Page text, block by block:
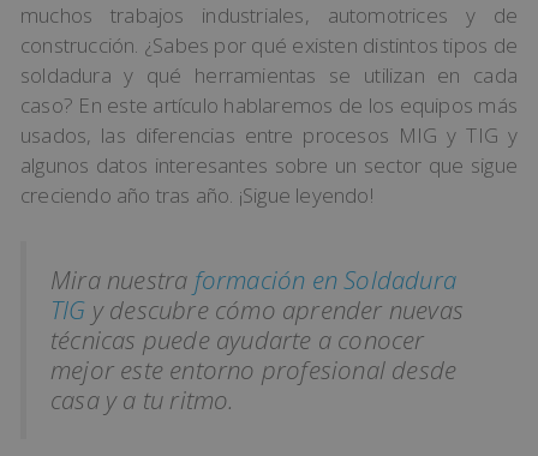
muchos trabajos industriales, automotrices y de
construcción. ¿Sabes por qué existen distintos tipos de
soldadura y qué herramientas se utilizan en cada
caso? En este artículo hablaremos de los equipos más
usados, las diferencias entre procesos MIG y TIG y
algunos datos interesantes sobre un sector que sigue
creciendo año tras año. ¡Sigue leyendo!
Mira nuestra formación en Soldadura
TIG y descubre cómo aprender nuevas
técnicas puede ayudarte a conocer
mejor este entorno profesional desde
casa y a tu ritmo.